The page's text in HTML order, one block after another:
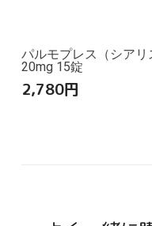
パルモプレス（シアリ
20mg 15錠
2,780円